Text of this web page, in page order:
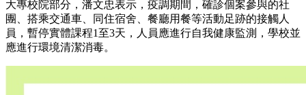
大專校院部分，潘文忠表示，疫調期間，確診個案參與的社
團、搭乘交通車、同住宿舍、餐廳用餐等活動足跡的接觸人
員，暫停實體課程1至3天，人員應進行自我健康監測，學校並
應進行環境清潔消毒。